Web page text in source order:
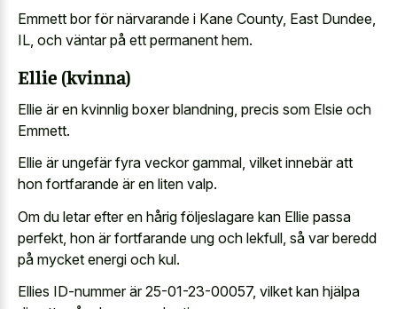
Emmett bor för närvarande i Kane County, East Dundee,
IL, och väntar på ett permanent hem.
Ellie (kvinna)
Ellie är en kvinnlig boxer blandning, precis som Elsie och
Emmett.
Ellie är ungefär fyra veckor gammal, vilket innebär att
hon fortfarande är en liten valp.
Om du letar efter en hårig följeslagare kan Ellie passa
perfekt, hon är fortfarande ung och lekfull, så var beredd
på mycket energi och kul.
Ellies ID-nummer är 25-01-23-00057, vilket kan hjälpa